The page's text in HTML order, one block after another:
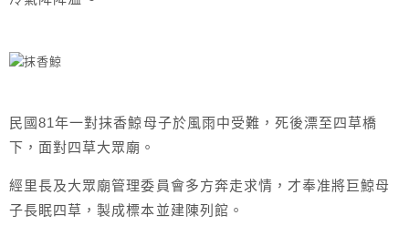
民國81年一對抹香鯨母子於風雨中受難，死後漂至四草橋
下，面對四草大眾廟。
經里長及大眾廟管理委員會多方奔走求情，才奉准將巨鯨母
子長眠四草，製成標本並建陳列館。